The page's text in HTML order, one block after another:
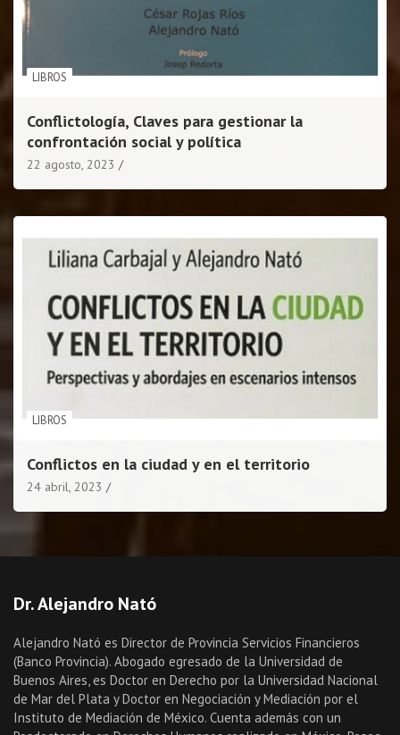
LIBROS
Conflictología, Claves para gestionar la
confrontación social y política
22 agosto, 2023
LIBROS
Conflictos en la ciudad y en el territorio
24 abril, 2023
Dr. Alejandro Nató
Alejandro Nató es Director de Provincia Servicios Financieros
(Banco Provincia). Abogado egresado de la Universidad de
Buenos Aires, es Doctor en Derecho por la Universidad Nacional
de Mar del Plata y Doctor en Negociación y Mediación por el
Instituto de Mediación de México. Cuenta además con un